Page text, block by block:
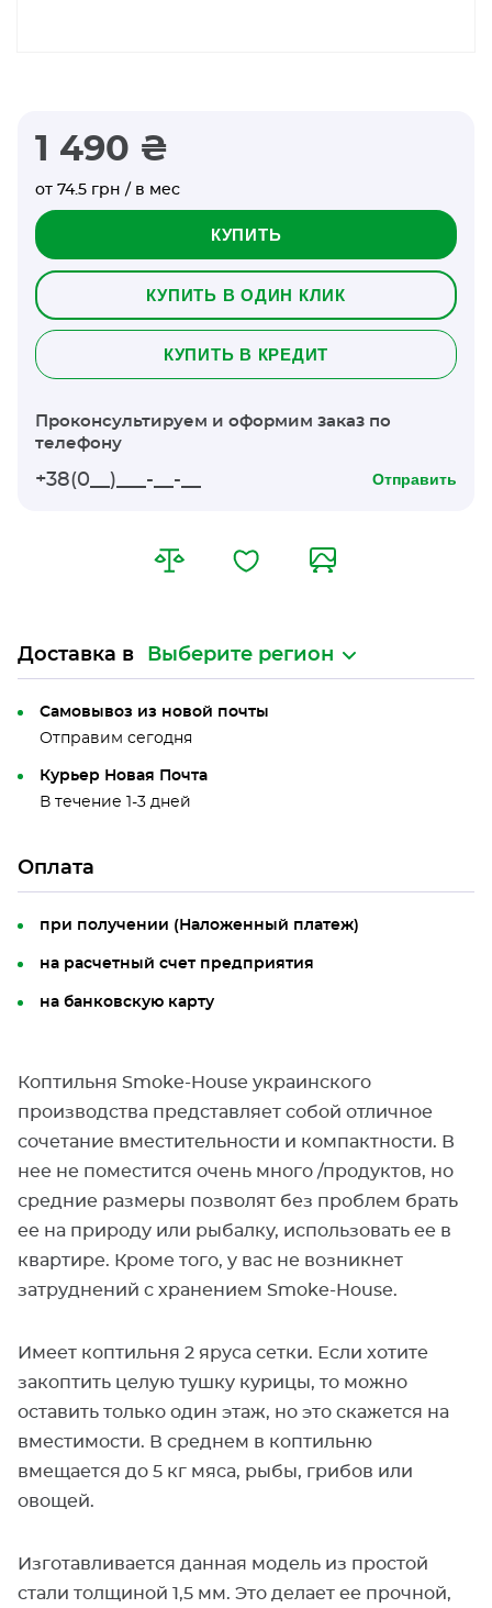
1 490 ₴
от 74.5 грн / в мес
КУПИТЬ В ОДИН КЛИК
КУПИТЬ
КУПИТЬ В КРЕДИТ
Проконсультируем и оформим заказ по
телефону
Отправить
Доставка в Выберите регион
Самовывоз из новой почты
Отправим сегодня
Курьер Новая Почта
В течение 1-3 дней
Оплата
при получении (Наложенный платеж)
на расчетный счет предприятия
на банковскую карту
Коптильня Smoke-House украинского
производства представляет собой отличное
сочетание вместительности и компактности. В
нее не поместится очень много /продуктов, но
средние размеры позволят без проблем брать
ее на природу или рыбалку, использовать ее в
квартире. Кроме того, у вас не возникнет
затруднений с хранением Smoke-House.
Имеет коптильня 2 яруса сетки. Если хотите
закоптить целую тушку курицы, то можно
оставить только один этаж, но это скажется на
вместимости. В среднем в коптильню
вмещается до 5 кг мяса, рыбы, грибов или
овощей.
Изготавливается данная модель из простой
стали толщиной 1,5 мм. Это делает ее прочной,